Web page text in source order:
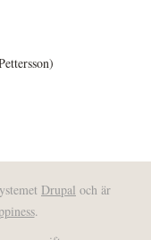
Drupal och är
.